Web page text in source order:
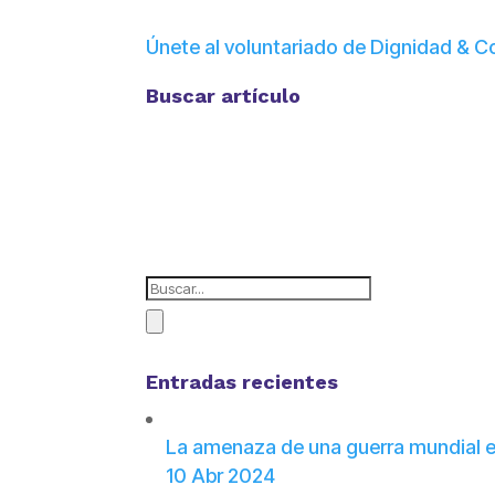
Únete al voluntariado de Dignidad &
Buscar artículo
Entradas recientes
La amenaza de una guerra mundial
10 Abr 2024